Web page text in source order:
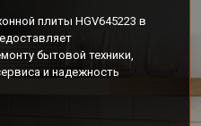
плиты HGV645223 в
бытовой техники,
и надежность